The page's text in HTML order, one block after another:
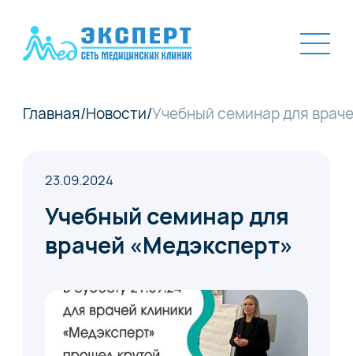
Главная/Новости/Учебный семинар для
23.09.2024
Учебный семинар для
врачей «Медэксперт»